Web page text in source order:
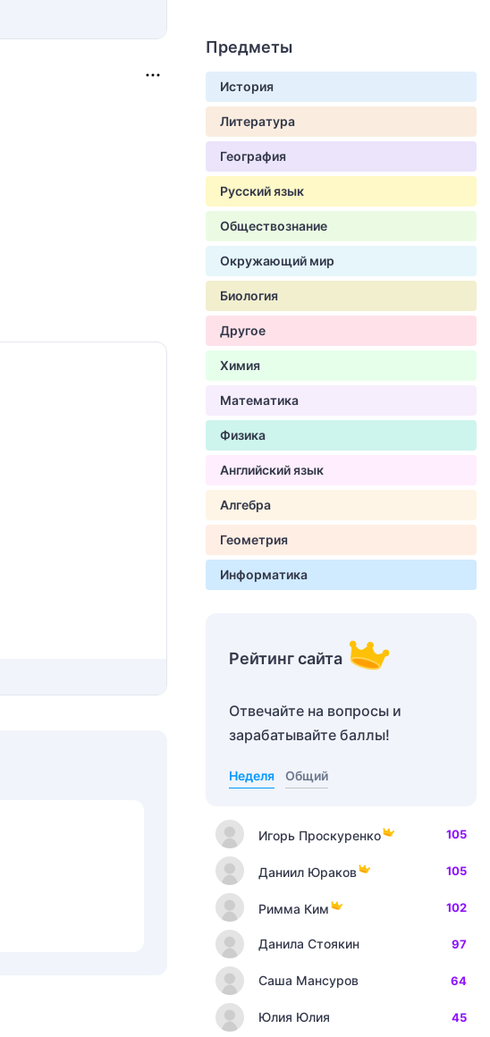
Предметы
История
Литература
География
Русский язык
Обществознание
Окружающий мир
Биология
Другое
Химия
Математика
Физика
Английский язык
Алгебра
Геометрия
Информатика
Рейтинг сайта
Отвечайте на вопросы и
зарабатывайте баллы!
Неделя Общий
Игорь Проскуренко 105
Даниил Юраков 105
Римма Ким 102
Данила Стоякин 97
Саша Мансуров 64
Юлия Юлия 45